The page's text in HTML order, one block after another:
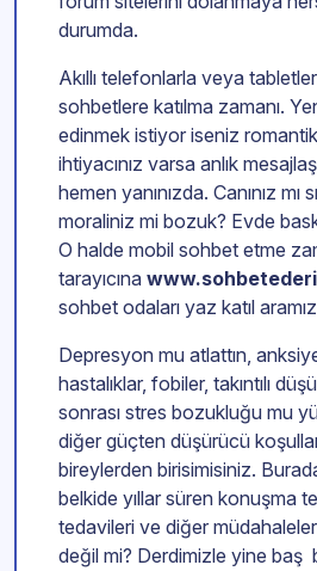
durumda.
Akıllı telefonlarla veya
sohbetlere katılma zamanı.
edinmek istiyor iseniz
ihtiyacınız varsa anlık
hemen yanınızda. Canınız mı
moraliniz mi bozuk? Evde
O halde mobil sohbet etme
tarayıcına
sohbet odaları yaz katıl
Depresyon mu atlattın,
hastalıklar, fobiler, takıntılı
sonrası stres bozukluğu mu
diğer güçten düşürücü
bireylerden birisimisiniz.
belkide yıllar süren konuşma
tedavileri ve diğer
değil mi? Derdimizle yine baş